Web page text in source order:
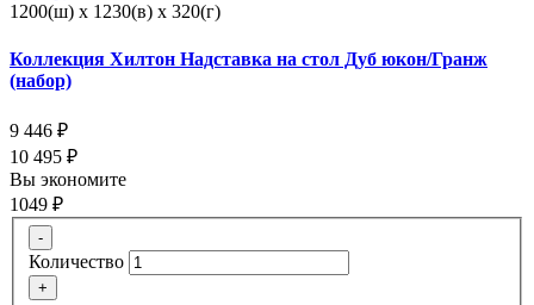
1200(ш) x 1230(в) x 320(г)
Коллекция Хилтон Надставка на стол Дуб юкон/Гранж
(набор)
9 446 ₽
10 495 ₽
Вы экономите
1049 ₽
-
Количество
+